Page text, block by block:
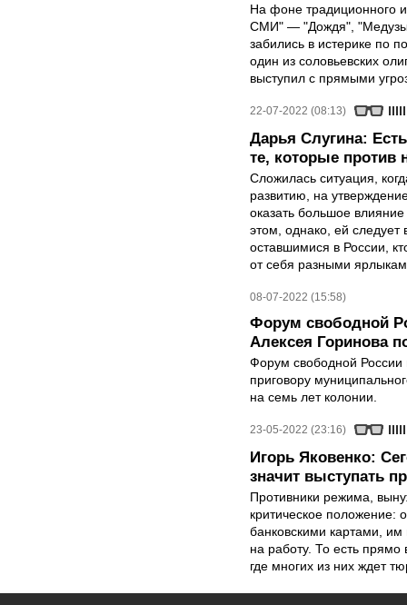
На фоне традиционного
СМИ" — "Дождя",
забились в истерике по
один из соловьевских
выступил с прямыми
22-07-2022 (08:13)
Дарья Слугина:
те, которые против
Сложилась ситуация,
развитию, на
оказать большое
этом, однако, ей следует
оставшимися в России,
от себя разными
08-07-2022 (15:58)
Форум свободной
Алексея Горинова
Форум свободной России
приговору
на семь лет колонии.
23-05-2022 (23:16)
Игорь Яковенко:
значит выступать
Противники режима,
критическое положение:
банковскими картами, им
на работу. То есть
где многих из них ждет